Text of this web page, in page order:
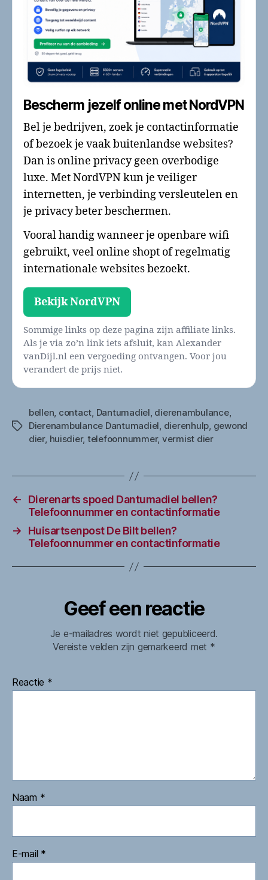
Bescherm jezelf online met NordVPN
Bel je bedrijven, zoek je contactinformatie
of bezoek je vaak buitenlandse websites?
Dan is online privacy geen overbodige
luxe. Met NordVPN kun je veiliger
internetten, je verbinding versleutelen en
je privacy beter beschermen.
Vooral handig wanneer je openbare wifi
gebruikt, veel online shopt of regelmatig
internationale websites bezoekt.
Bekijk NordVPN
Sommige links op deze pagina zijn affiliate links.
Als je via zo’n link iets afsluit, kan Alexander
vanDijl.nl een vergoeding ontvangen. Voor jou
verandert de prijs niet.
Tags
bellen, contact, Dantumadiel, dierenambulance,
Dierenambulance Dantumadiel, dierenhulp, gewond
dier, huisdier, telefoonnummer, vermist dier
←
Dierenarts spoed Dantumadiel bellen?
Telefoonnummer en contactinformatie
→
Huisartsenpost De Bilt bellen?
Telefoonnummer en contactinformatie
Geef een reactie
Je e-mailadres wordt niet gepubliceerd.
Vereiste velden zijn gemarkeerd met *
Reactie *
Naam *
E-mail *